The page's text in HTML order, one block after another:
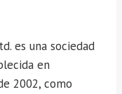
es una sociedad
en
2002, como